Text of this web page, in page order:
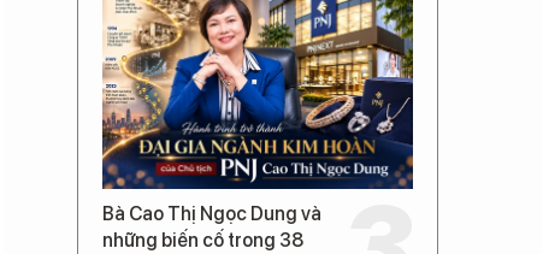
Bà Cao Thị Ngọc Dung và
những biến cố trong 38